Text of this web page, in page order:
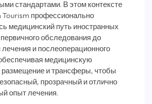
стандартами. В этом контексте
Tourism профессионально
медицинский путь иностранных
обследования до
и послеоперационного
медицинскую
и трансферы, чтобы
прозрачный и отлично
опыт лечения.